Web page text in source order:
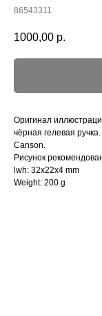
86543311
1000,00 р.
Оригинал
чёрная гелевая
Canson.
Рисунок
lwh: 32x22x4 mm
Weight: 200 g